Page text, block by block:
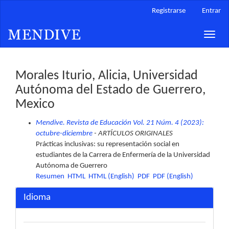
principal
Barra
Registrarse Entrar
Toggle
Morales Iturio, Alicia, Universidad
Autónoma del Estado de Guerrero,
Mexico
Mendive. Revista de Educación Vol. 21 Núm. 4 (2023):
octubre-diciembre - ARTÍCULOS ORIGINALES
Prácticas inclusivas: su representación social en
estudiantes de la Carrera de Enfermería de la Universidad
Autónoma de Guerrero
Resumen HTML HTML (English) PDF PDF (English)
Idioma